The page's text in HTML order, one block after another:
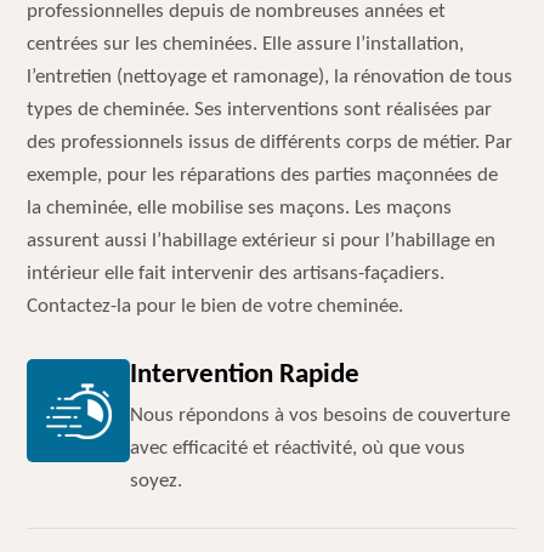
professionnelles depuis de nombreuses années et
centrées sur les cheminées. Elle assure l’installation,
l’entretien (nettoyage et ramonage), la rénovation de tous
types de cheminée. Ses interventions sont réalisées par
des professionnels issus de différents corps de métier. Par
exemple, pour les réparations des parties maçonnées de
la cheminée, elle mobilise ses maçons. Les maçons
assurent aussi l’habillage extérieur si pour l’habillage en
intérieur elle fait intervenir des artisans-façadiers.
Contactez-la pour le bien de votre cheminée.
Intervention Rapide
Nous répondons à vos besoins de couverture
avec efficacité et réactivité, où que vous
soyez.